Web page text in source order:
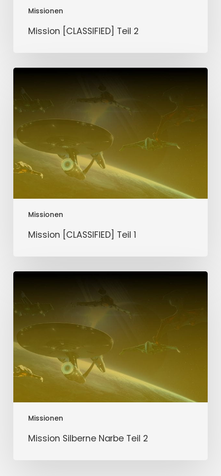
Missionen
Mission [CLASSIFIED] Teil 2
Missionen
[CLASSIFIED]
Teil
Mission [CLASSIFIED] Teil 1
Missionen
Mission
Narbe
Teil
Mission Silberne Narbe Teil 2